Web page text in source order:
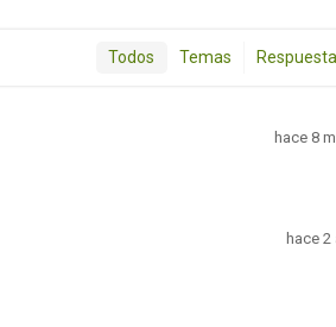
Todos Temas
hace 8
hace